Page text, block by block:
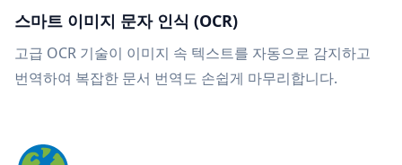
스마트 이미지 문자 인식 (OCR)
고급 OCR 기술이 이미지 속 텍스트를 자동으로 감지하고
번역하여 복잡한 문서 번역도 손쉽게 마무리합니다.